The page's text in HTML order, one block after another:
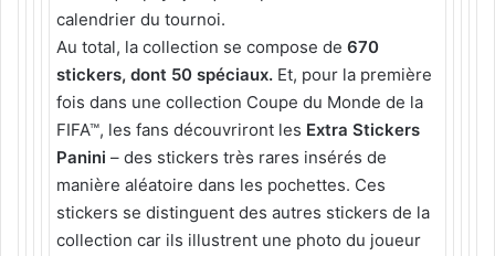
calendrier du tournoi.
Au total, la collection se compose de 670
stickers, dont 50 spéciaux. Et, pour la première
fois dans une collection Coupe du Monde de la
FIFA™, les fans découvriront les Extra Stickers
Panini – des stickers très rares insérés de
manière aléatoire dans les pochettes. Ces
stickers se distinguent des autres stickers de la
collection car ils illustrent une photo du joueur